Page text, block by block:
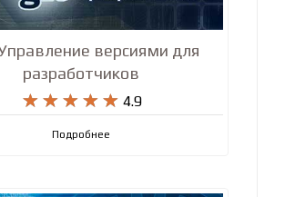
версиями для
разработчиков
    
     4.9
Подробнее